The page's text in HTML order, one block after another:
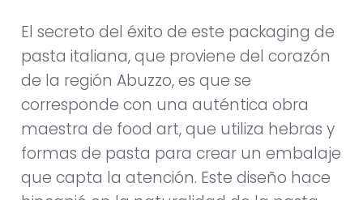
El secreto del éxito de este packaging de
pasta italiana, que proviene del corazón
de la región Abuzzo, es que se
corresponde con una auténtica obra
maestra de food art, que utiliza hebras y
formas de pasta para crear un embalaje
que capta la atención. Este diseño hace